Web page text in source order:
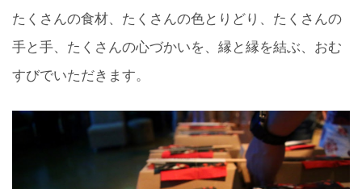
たくさんの食材、たくさんの色とりどり、たくさんの
手と手、たくさんの心づかいを、縁と縁を結ぶ、おむ
すびでいただきます。